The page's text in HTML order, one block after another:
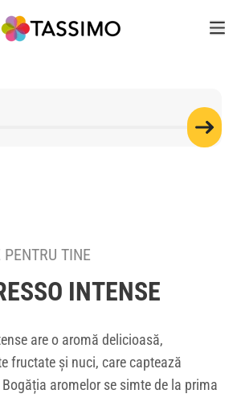
TINE
INTENSE
are o aromă delicioasă,
fructate și nuci, care captează
aromelor se simte de la prima